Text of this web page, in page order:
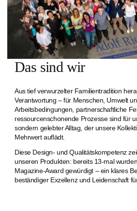
Das sind wir
Aus tief verwurzelter Familien­tradition
Verantwortung – für Menschen, Umwelt
Arbeits­bedingungen, partnerschaftliche
ressourcenschonende Prozesse sind für
sondern gelebter Alltag, der unsere
Mehrwert auflädt.
Diese Design- und Qualitätskompetenz
unseren Produkten: bereits 13-mal
Magazine-Award gewürdigt – ein klares
beständiger Exzellenz und Leidenschaft